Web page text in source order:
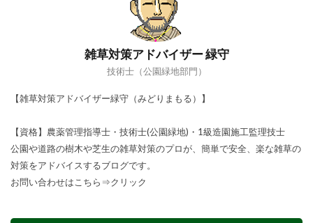
雑草対策アドバイザー 緑守
技術士（公園緑地部門）
【雑草対策アドバイザー緑守（みどりまもる）】
【資格】農薬管理指導士・技術士(公園緑地)・1級造園施工監理技士
公園や道路の樹木や芝生の雑草対策のプロが、簡単で安全、楽な雑草の
対策をアドバイスするブログです。
お問い合わせはこちら⇒クリック